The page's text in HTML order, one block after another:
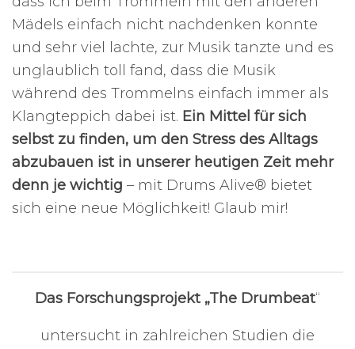
Mädels einfach nicht nachdenken konnte
und sehr viel lachte, zur Musik tanzte und es
unglaublich toll fand, dass die Musik
während des Trommelns einfach immer als
Klangteppich dabei ist. Ein Mittel für sich
selbst zu finden, um den Stress des Alltags
abzubauen ist in unserer heutigen Zeit mehr
denn je wichtig – mit Drums Alive® bietet
sich eine neue Möglichkeit! Glaub mir!
Das Forschungsprojekt „The Drumbeat“
untersucht in zahlreichen Studien die